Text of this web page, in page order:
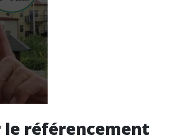
le référencement